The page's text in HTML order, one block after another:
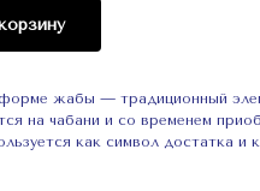
жабы — традиционный
на чабани и со временем
как символ достатка и